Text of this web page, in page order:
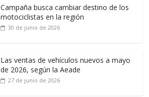
Campaña busca cambiar destino de los
motociclistas en la región
30 de junio de 2026
Las ventas de vehículos nuevos a mayo
de 2026, según la Aeade
27 de junio de 2026